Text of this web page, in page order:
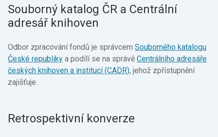
Souborný katalog ČR a Centrální
adresář knihoven
Odbor zpracování fondů je správcem Souborného katalogu
České republiky a podílí se na správě Centrálního adresáře
českých knihoven a institucí (CADR), jehož zpřístupnění
zajišťuje.
Retrospektivní konverze